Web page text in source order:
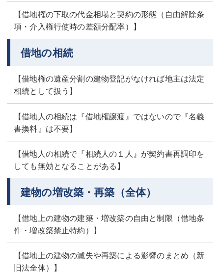
【借地権の下取の代金相場と契約の形態（自由解除条
項・介入権行使時の差額分配率）】
借地の相続
【借地権の遺産分割の建物登記がなければ地主は法定
相続として扱う】
【借地人の相続は『借地権譲渡』ではないので『名義
書換料』は不要】
【借地人の相続で『相続人の１人』が契約書再調印を
しても無効となることがある】
建物の増改築・再築（全体）
【借地上の建物の建築・増改築の自由と制限（借地条
件・増改築禁止特約）】
【借地上の建物の滅失や再築による影響のまとめ（新
旧法全体）】